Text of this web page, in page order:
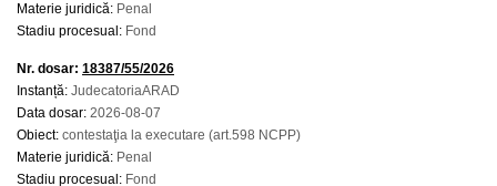
Materie juridică: Penal
Stadiu procesual: Fond
Nr. dosar: 18387/55/2026
Instanță: JudecatoriaARAD
Data dosar: 2026-08-07
Obiect: contestaţia la executare (art.598 NCPP)
Materie juridică: Penal
Stadiu procesual: Fond